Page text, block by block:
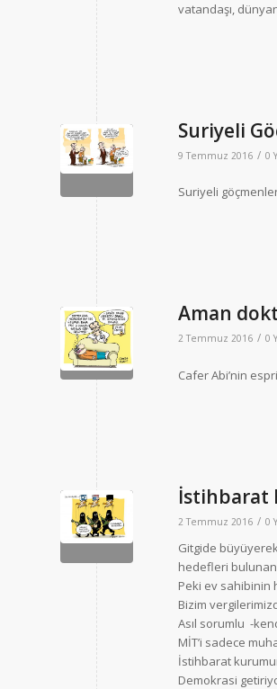
vatandaşı,
Suriyeli
9 Temmuz 2016 / 0
Suriyeli
Aman
2 Temmuz 2016 / 0
Cafer Abi’nin
İstihbarat
2 Temmuz 2016 / 0
Gitgide
hedefleri bulunan
Peki ev sahibinin
Bizim
Asıl sorumlu -
MİT’i sadece
İstihbarat
Demokrasi